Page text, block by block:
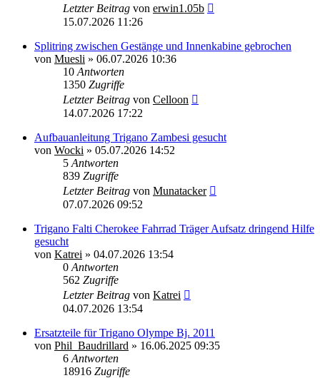
Letzter Beitrag von erwin1.05b
15.07.2026 11:26
Splitring zwischen Gestänge und Innenkabine gebrochen
von Muesli » 06.07.2026 10:36
10 Antworten
1350 Zugriffe
Letzter Beitrag von Celloon
14.07.2026 17:22
Aufbauanleitung Trigano Zambesi gesucht
von Wocki » 05.07.2026 14:52
5 Antworten
839 Zugriffe
Letzter Beitrag von Munatacker
07.07.2026 09:52
Trigano Falti Cherokee Fahrrad Träger Aufsatz dringend Hilfe
gesucht
von Katrei » 04.07.2026 13:54
0 Antworten
562 Zugriffe
Letzter Beitrag von Katrei
04.07.2026 13:54
Ersatzteile für Trigano Olympe Bj. 2011
von Phil_Baudrillard » 16.06.2025 09:35
6 Antworten
18916 Zugriffe